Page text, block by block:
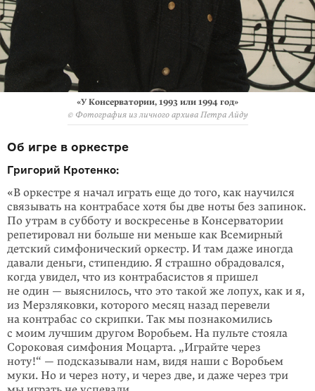
«У Консерватории, 1993 или 1994 год»
© Фотография из личного архива Петра Айду
Об игре в оркестре
Григорий Кротенко:
«В оркестре я начал играть еще до того, как научился
связывать на контрабасе хотя бы две ноты без запинок.
По утрам в субботу и воскресенье в Консерватории
репетировал ни больше ни меньше как Всемирный
детский симфонический оркестр. И там даже иногда
давали деньги, стипендию. Я страшно обрадовался,
когда увидел, что из контрабасистов я пришел
не один — выяснилось, что это такой же лопух, как и я,
из Мерзляковки, которого месяц назад перевели
на контрабас со скрипки. Так мы познакомились
с моим лучшим другом Воробьем. На пульте стояла
Сороковая симфония Моцарта. „Играйте через
ноту!“ — подсказывали нам, видя наши с Воробьем
муки. Но и через ноту, и через две, и даже через три